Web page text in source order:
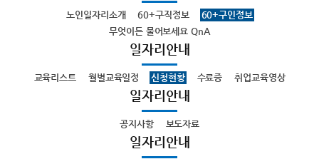
노인일자리소개 60+구직정보
60+구인정보
무엇이든 물어보세요 QnA
일자리안내
교육리스트 월별교육일정 신청현황 수료증 취업교육영상
일자리안내
공지사항 보도자료
일자리안내